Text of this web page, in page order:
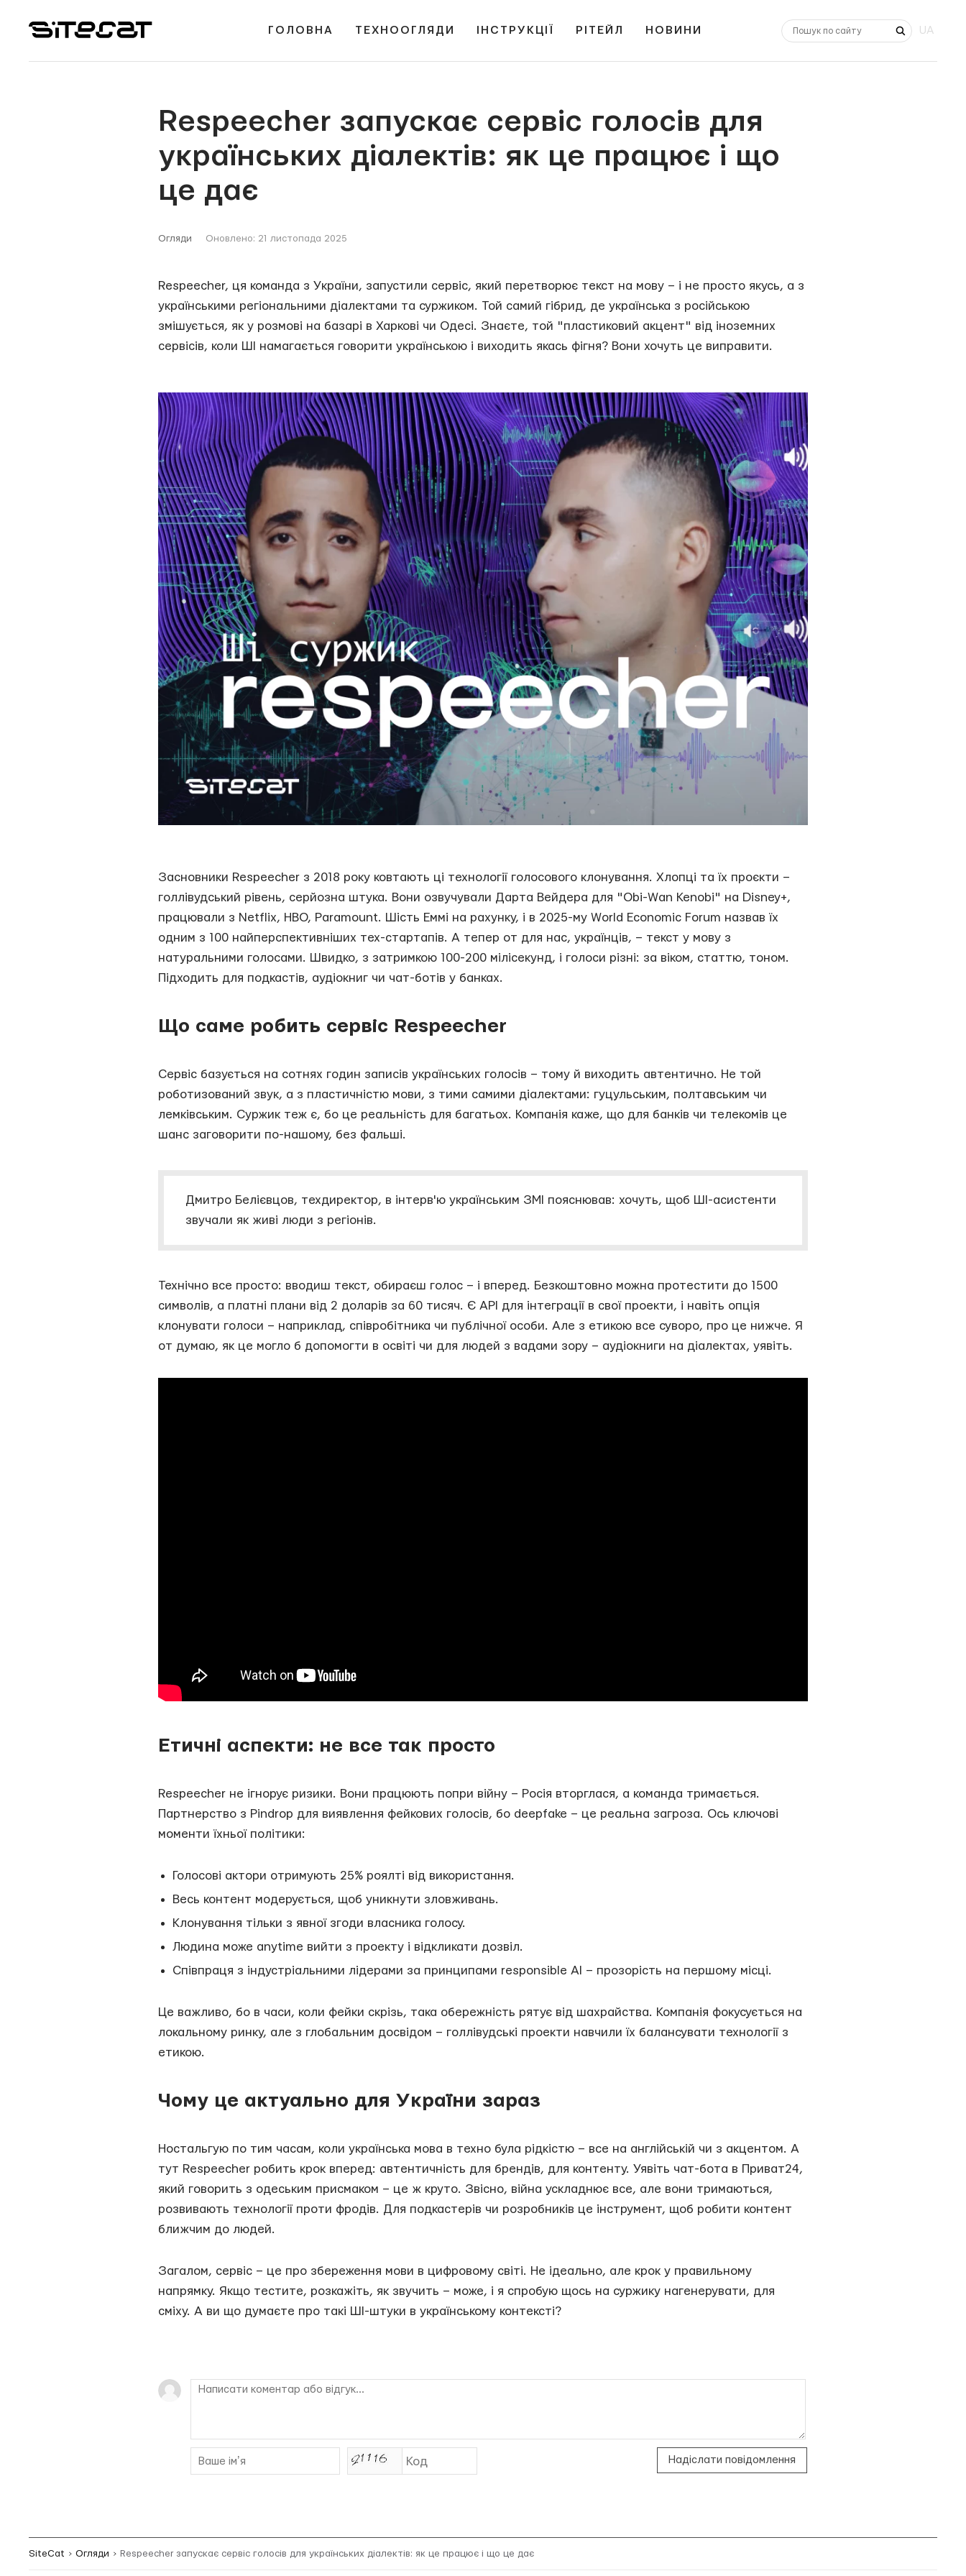
ГОЛОВНА ТЕХНООГЛЯДИ ІНСТРУКЦІЇ РІТЕЙЛ НОВИНИ UA
Respeecher запускає сервіс голосів для
українських діалектів: як це працює і що
це дає
Огляди Оновлено: 21 листопада 2025
Respeecher, ця команда з України, запустили сервіс, який перетворює текст на мову – і не просто якусь, а з
українськими регіональними діалектами та суржиком. Той самий гібрид, де українська з російською
змішується, як у розмові на базарі в Харкові чи Одесі. Знаєте, той "пластиковий акцент" від іноземних
сервісів, коли ШІ намагається говорити українською і виходить якась фігня? Вони хочуть це виправити.
Засновники Respeecher з 2018 року ковтають ці технології голосового клонування. Хлопці та їх проєкти –
голлівудський рівень, серйозна штука. Вони озвучували Дарта Вейдера для "Obi-Wan Kenobi" на Disney+,
працювали з Netflix, HBO, Paramount. Шість Еммі на рахунку, і в 2025-му World Economic Forum назвав їх
одним з 100 найперспективніших тех-стартапів. А тепер от для нас, українців, – текст у мову з
натуральними голосами. Швидко, з затримкою 100-200 мілісекунд, і голоси різні: за віком, статтю, тоном.
Підходить для подкастів, аудіокниг чи чат-ботів у банках.
Що саме робить сервіс Respeecher
Сервіс базується на сотнях годин записів українських голосів – тому й виходить автентично. Не той
роботизований звук, а з пластичністю мови, з тими самими діалектами: гуцульським, полтавським чи
лемківським. Суржик теж є, бо це реальність для багатьох. Компанія каже, що для банків чи телекомів це
шанс заговорити по-нашому, без фальші.
Дмитро Белієвцов, техдиректор, в інтерв'ю українським ЗМІ пояснював: хочуть, щоб ШІ-асистенти
звучали як живі люди з регіонів.
Технічно все просто: вводиш текст, обираєш голос – і вперед. Безкоштовно можна протестити до 1500
символів, а платні плани від 2 доларів за 60 тисяч. Є API для інтеграції в свої проекти, і навіть опція
клонувати голоси – наприклад, співробітника чи публічної особи. Але з етикою все суворо, про це нижче. Я
от думаю, як це могло б допомогти в освіті чи для людей з вадами зору – аудіокниги на діалектах, уявіть.
Етичні аспекти: не все так просто
Respeecher не ігнорує ризики. Вони працюють попри війну – Росія вторглася, а команда тримається.
Партнерство з Pindrop для виявлення фейкових голосів, бо deepfake – це реальна загроза. Ось ключові
моменти їхньої політики:
Голосові актори отримують 25% роялті від використання.
Весь контент модерується, щоб уникнути зловживань.
Клонування тільки з явної згоди власника голосу.
Людина може anytime вийти з проекту і відкликати дозвіл.
Співпраця з індустріальними лідерами за принципами responsible AI – прозорість на першому місці.
Це важливо, бо в часи, коли фейки скрізь, така обережність рятує від шахрайства. Компанія фокусується на
локальному ринку, але з глобальним досвідом – голлівудські проекти навчили їх балансувати технології з
етикою.
Чому це актуально для України зараз
Ностальгую по тим часам, коли українська мова в техно була рідкістю – все на англійській чи з акцентом. А
тут Respeecher робить крок вперед: автентичність для брендів, для контенту. Уявіть чат-бота в Приват24,
який говорить з одеським присмаком – це ж круто. Звісно, війна ускладнює все, але вони тримаються,
розвивають технології проти фродів. Для подкастерів чи розробників це інструмент, щоб робити контент
ближчим до людей.
Загалом, сервіс – це про збереження мови в цифровому світі. Не ідеально, але крок у правильному
напрямку. Якщо тестите, розкажіть, як звучить – може, і я спробую щось на суржику нагенерувати, для
сміху. А ви що думаєте про такі ШІ-штуки в українському контексті?
Надіслати повідомлення
SiteCat Огляди Respeecher запускає сервіс голосів для українських діалектів: як це працює і що це дає